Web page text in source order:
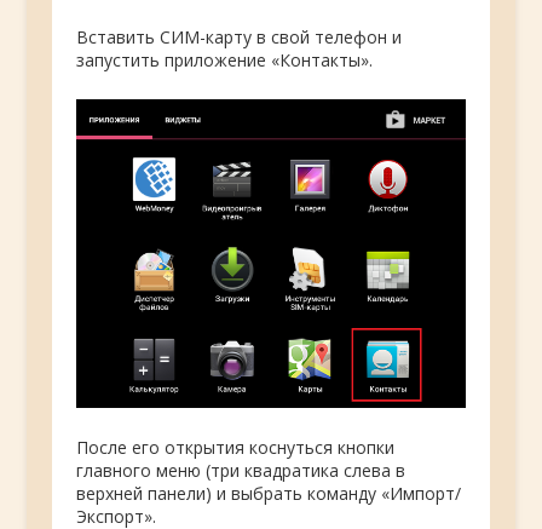
Вставить СИМ-карту в свой телефон и
запустить приложение «Контакты».
После его открытия коснуться кнопки
главного меню (три квадратика слева в
верхней панели) и выбрать команду «Импорт/
Экспорт».